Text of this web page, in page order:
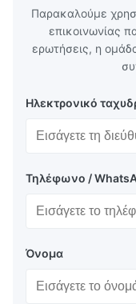
Παρακαλούμε
επικοινωνίας
ερωτήσεις, η
Ηλεκτρονικό
Τηλέφωνο /
Όνομα